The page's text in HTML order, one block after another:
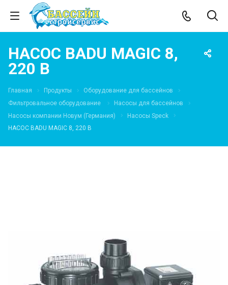
НАСОС BADU MAGIC 8,
220 В
Главная Продукты
Оборудование для бассейнов
Фильтровальное оборудование
Насосы для бассейнов
Насосы компании Новум (Германия)
Насосы Speck
НАСОС BADU MAGIC 8, 220 В